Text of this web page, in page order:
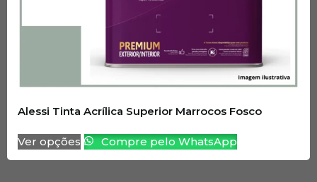
Alessi Tinta Acrílica Superior Marrocos Fosco
Ver opções Compre pelo WhatsApp